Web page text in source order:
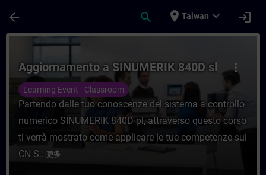
arrow_back search place Taiwan expand_more login
課程 - Aggiornamento a SINUMERIK
more_vert
Aggiornamento a SINUMERIK 840D sl
Learning Event - Classroom
Partendo dalle tuo conoscenze del sistema a controllo
numerico SINUMERIK 840D pl, attraverso questo corso
ti verrà mostrato come applicare le tue competenze sui
CN S...更多